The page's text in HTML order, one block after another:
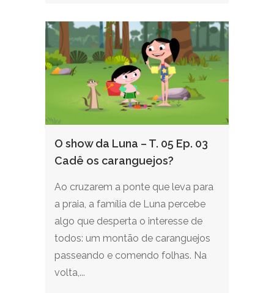
O show da Luna – T. 05 Ep. 03
Cadê os caranguejos?
Ao cruzarem a ponte que leva para
a praia, a família de Luna percebe
algo que desperta o interesse de
todos: um montão de caranguejos
passeando e comendo folhas. Na
volta,...